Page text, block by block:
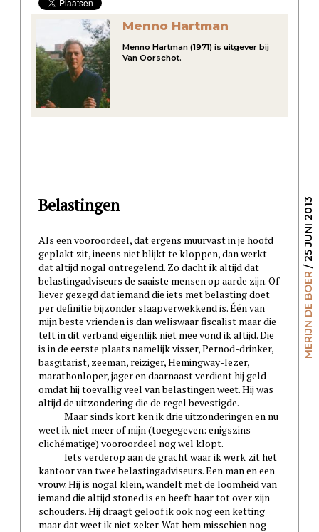
Menno Hartman
Menno Hartman (1971) is uitgever bij
Van Oorschot.
MERIJN DE BOER
/ 25 JUNI 2013
Belastingen
Als een vooroordeel, dat ergens muurvast in je hoofd
geplakt zit, ineens niet blijkt te kloppen, dan werkt
dat altijd nogal ontregelend. Zo dacht ik altijd dat
belastingadviseurs de saaiste mensen op aarde zijn. Of
liever gezegd dat iemand die iets met belasting doet
per definitie bijzonder slaapverwekkend is. Één van
mijn beste vrienden is dan weliswaar fiscalist maar die
telt in dit verband eigenlijk niet mee vond ik altijd. Die
is in de eerste plaats namelijk visser, Pernod-drinker,
basgitarist, zeeman, reiziger, Hemingway-lezer,
marathonloper, jager en daarnaast verdient hij geld
omdat hij toevallig veel van belastingen weet. Hij was
altijd de uitzondering die de regel bevestigde.
Maar sinds kort ken ik drie uitzonderingen en nu
weet ik niet meer of mijn (toegegeven: enigszins
clichématige) vooroordeel nog wel klopt.
Iets verderop aan de gracht waar ik werk zit het
kantoor van twee belastingadviseurs. Een man en een
vrouw. Hij is nogal klein, wandelt met de loomheid van
iemand die altijd stoned is en heeft haar tot over zijn
schouders. Hij draagt geloof ik ook nog een ketting
maar dat weet ik niet zeker. Wat hem misschien nog